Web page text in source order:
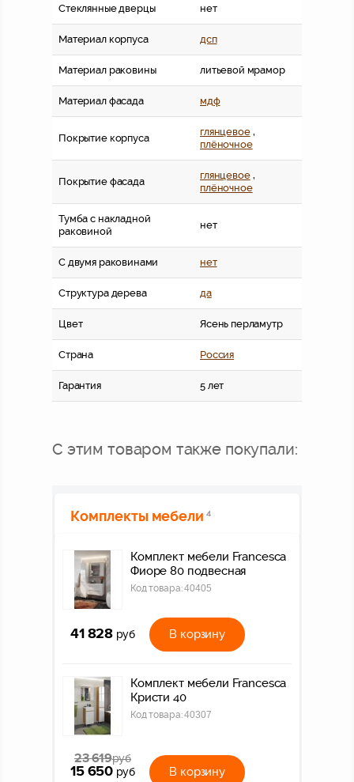
Стеклянные дверцы нет
Материал корпуса дсп
Материал раковины литьевой мрамор
Материал фасада мдф
Покрытие корпуса
глянцевое,
плёночное
Покрытие фасада
глянцевое,
плёночное
Тумба с накладной
раковиной
нет
С двумя раковинами нет
Структура дерева да
Цвет Ясень перламутр
Страна Россия
Гарантия 5 лет
С этим товаром также покупали:
Комплекты мебели 4
Комплект мебели Francesca
Фиоре 80 подвесная
Код товара:40405
41 828 руб В корзину
Комплект мебели Francesca
Кристи 40
Код товара:40307
23 619руб
15 650 руб В корзину